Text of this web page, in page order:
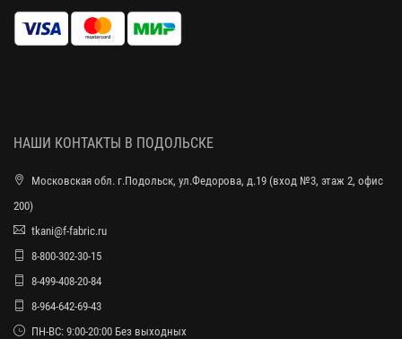
НАШИ КОНТАКТЫ В ПОДОЛЬСКЕ
Московская обл. г.Подольск, ул.Федорова, д.19 (вход №3, этаж 2, офис
200)
tkani@f-fabric.ru
8-800-302-30-15
8-499-408-20-84
8-964-642-69-43
ПН-ВС: 9:00-20:00 Без выходных